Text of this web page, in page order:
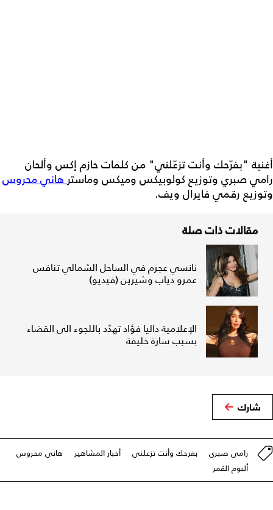
أغنية "بفرّحك وأنت تزعّلني" من كلمات حازم إكس وألحان
رامي صبري وتوزيع كولوبيكس وميكس وماسترهاني محروس
وتوزيع رقمي فايرال ويف.
مقالات ذات صلة
نانسي عجرم في الساحل الشمالي تنافس
عمرو دياب وشيرين (فيديو)
الإعلامية داليا فؤاد تهدّد باللجوء الى القضاء
بسبب سارة خليفة
شارك
رامي صبري بفرحك وأنت تزعلني أخبار المشاهير
هاني محروس
ألبوم القمر